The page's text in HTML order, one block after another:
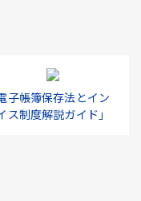
子帳簿保存法とイン
ス制度解説ガイド」